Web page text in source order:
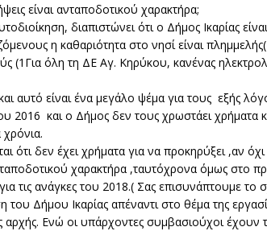
είναι ανταποδοτικού χαρακτήρα;
διαπιστώνει ότι ο Δήμος Ικαρίας
η καθαριότητα στο νησί είναι
(1Για όλη τη ΔΕ Αγ. Κηρύκου, κανένας
αυτό είναι ένα μεγάλο ψέμα για τους εξής
2016 και ο Δήμος δεν τους χρωστάει χρήματα
ότι δεν έχει χρήματα για να προκηρύξει ,αν
χαρακτήρα ,ταυτόχρονα όμως στο
τις ανάγκες του 2018.( Σας επισυνάπτουμε το
Δήμου Ικαρίας απέναντι στο θέμα της
αρχής. Ενώ οι υπάρχοντες συμβασιούχοι